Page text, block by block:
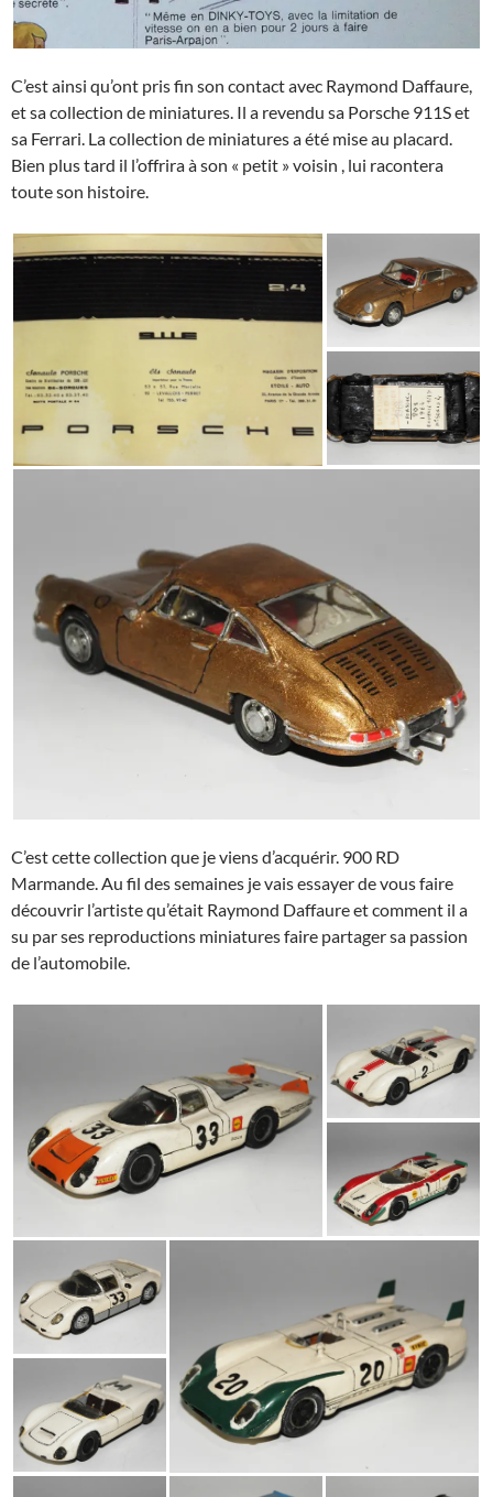
C’est ainsi qu’ont pris fin son contact avec Raymond Daffaure,
et sa collection de miniatures. Il a revendu sa Porsche 911S et
sa Ferrari. La collection de miniatures a été mise au placard.
Bien plus tard il l’offrira à son « petit » voisin , lui racontera
toute son histoire.
C’est cette collection que je viens d’acquérir. 900 RD
Marmande. Au fil des semaines je vais essayer de vous faire
découvrir l’artiste qu’était Raymond Daffaure et comment il a
su par ses reproductions miniatures faire partager sa passion
de l’automobile.